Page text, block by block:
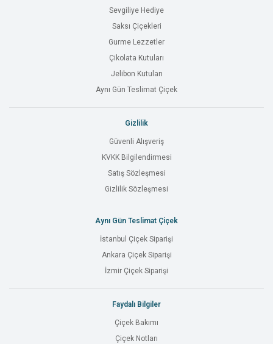
Sevgiliye Hediye
Saksı Çiçekleri
Gurme Lezzetler
Çikolata Kutuları
Jelibon Kutuları
Aynı Gün Teslimat Çiçek
Gizlilik
Güvenli Alışveriş
KVKK Bilgilendirmesi
Satış Sözleşmesi
Gizlilik Sözleşmesi
Aynı Gün Teslimat Çiçek
İstanbul Çiçek Siparişi
Ankara Çiçek Siparişi
İzmir Çiçek Siparişi
Faydalı Bilgiler
Çiçek Bakımı
Çiçek Notları